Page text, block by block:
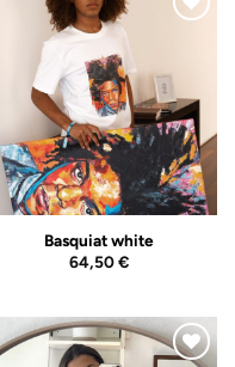
Wishlist
Basquiat white
64,50€